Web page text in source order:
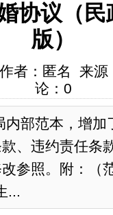
协议（
版）
者：匿名 来
论：0
内部范本，增加
、违约责任条
参照。附：（
...